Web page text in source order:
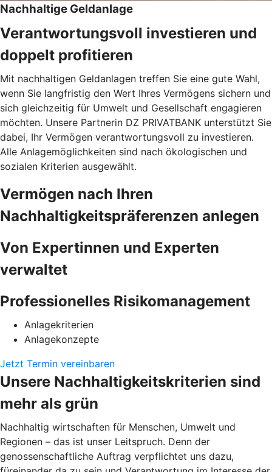
Nachhaltige Geldanlage
Verantwortungsvoll investieren und
doppelt profitieren
Mit nachhaltigen Geldanlagen treffen Sie eine gute Wahl,
wenn Sie langfristig den Wert Ihres Vermögens sichern und
sich gleichzeitig für Umwelt und Gesellschaft engagieren
möchten. Unsere Partnerin DZ PRIVATBANK unterstützt Sie
dabei, Ihr Vermögen verantwortungsvoll zu investieren.
Alle Anlagemöglichkeiten sind nach ökologischen und
sozialen Kriterien ausgewählt.
Vermögen nach Ihren
Nachhaltigkeitspräferenzen anlegen
Von Expertinnen und Experten
verwaltet
Professionelles Risikomanagement
Anlagekriterien
Anlagekonzepte
Jetzt Termin vereinbaren
Unsere Nachhaltigkeitskriterien sind
mehr als grün
Nachhaltig wirtschaften für Menschen, Umwelt und
Regionen – das ist unser Leitspruch. Denn der
genossenschaftliche Auftrag verpflichtet uns dazu,